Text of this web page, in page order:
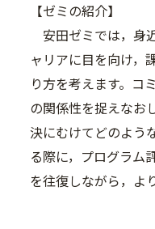
【ゼミの紹介】
安田ゼミでは，身
ャリアに目を向け，
り方を考えます。コ
の関係性を捉えなお
決にむけてどのよう
る際に，プログラム
を往復しながら，よ